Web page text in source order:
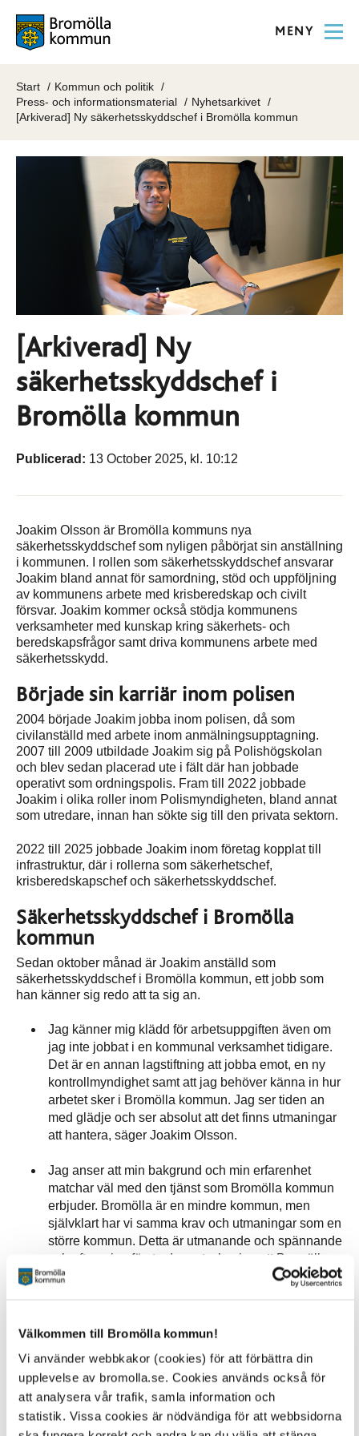
Välkommen till Bromölla kommun!
Vi använder webbkakor (cookies) för att förbättra din
upplevelse av bromolla.se. Cookies används också för
att analysera vår trafik, samla information och
statistik. Vissa cookies är nödvändiga för att webbsidorna
MENY
Start
Kommun och politik
Press- och informationsmaterial
Nyhetsarkivet
[Arkiverad] Ny säkerhetsskyddschef i Bromölla kommun
[Arkiverad] Ny
säkerhetsskyddschef i
Bromölla kommun
Publicerad: 13 October 2025, kl. 10:12
Joakim Olsson är Bromölla kommuns nya
säkerhetsskyddschef som nyligen påbörjat sin anställning
i kommunen. I rollen som säkerhetsskyddschef ansvarar
Joakim bland annat för samordning, stöd och uppföljning
av kommunens arbete med krisberedskap och civilt
försvar. Joakim kommer också stödja kommunens
verksamheter med kunskap kring säkerhets- och
beredskapsfrågor samt driva kommunens arbete med
säkerhetsskydd.
Började sin karriär inom polisen
2004 började Joakim jobba inom polisen, då som
civilanställd med arbete inom anmälningsupptagning.
2007 till 2009 utbildade Joakim sig på Polishögskolan
och blev sedan placerad ute i fält där han jobbade
operativt som ordningspolis. Fram till 2022 jobbade
Joakim i olika roller inom Polismyndigheten, bland annat
som utredare, innan han sökte sig till den privata sektorn.
2022 till 2025 jobbade Joakim inom företag kopplat till
infrastruktur, där i rollerna som säkerhetschef,
krisberedskapschef och säkerhetsskyddschef.
Säkerhetsskyddschef i Bromölla
kommun
Sedan oktober månad är Joakim anställd som
säkerhetsskyddschef i Bromölla kommun, ett jobb som
han känner sig redo att ta sig an.
Jag känner mig klädd för arbetsuppgiften även om
jag inte jobbat i en kommunal verksamhet tidigare.
Det är en annan lagstiftning att jobba emot, en ny
kontrollmyndighet samt att jag behöver känna in hur
arbetet sker i Bromölla kommun. Jag ser tiden an
med glädje och ser absolut att det finns utmaningar
att hantera, säger Joakim Olsson.
Jag anser att min bakgrund och min erfarenhet
matchar väl med den tjänst som Bromölla kommun
erbjuder. Bromölla är en mindre kommun, men
självklart har vi samma krav och utmaningar som en
större kommun. Detta är utmanande och spännande
och efter mina första dagar tycker jag att Bromölla
kommun känns som en trevlig arbetsgivare,
Joakims tidigare arbetsplats var placerad i Linköping och
då han nyligen blivit pappa blev pendlingsavståndet för
långt och Joakim ville söka sig till ett jobb som låg
närmare hemmet.
Jag ville fortsätta jobba inom samma sektor men på